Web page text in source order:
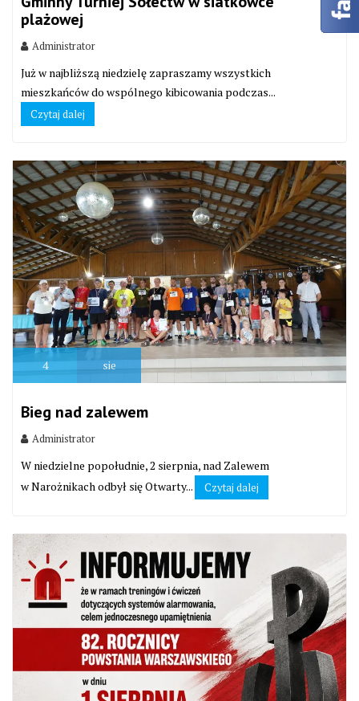
plażowej
Administrator
Już w najbliższą niedzielę zapraszamy wszystkich
mieszkańców do wspólnego kibicowania podczas...
Czytaj dalej
4 sie
Bieg nad zalewem
Administrator
W niedzielne popołudnie, 2 sierpnia, nad Zalewem
w Narożnikach odbył się Otwarty...
Czytaj dalej